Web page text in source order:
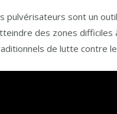
pulvérisateurs sont un
des zones difficiles
de lutte contre